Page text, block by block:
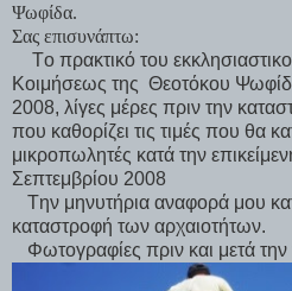
Ψωφίδα.
Σας επισυνάπτω:
Tο πρακτικό του
Κοιμήσεως της Θεοτόκου
2008, λίγες μέρες πριν την
που καθορίζει τις τιμές που θα
μικροπωλητές κατά την
Σεπτεμβρίου 2008
Tην μηνυτήρια αναφορά μου
καταστροφή των αρχαιοτήτων.
Φωτογραφίες πριν και μετά